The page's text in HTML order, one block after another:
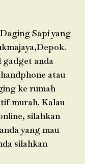
Sapi yang
gadget anda
atau
ke rumah
murah. Kalau
silahkan
yang mau
silahkan